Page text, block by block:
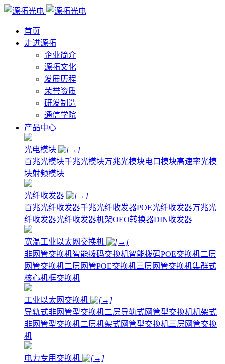
首页
走进源拓
企业简介
源拓文化
发展历程
荣誉资质
研发制造
通信学院
产品中心
光电模块
百兆光模块千兆光模块万兆光模块电口模块高速率光模
块射频模块
光纤收发器
百兆光纤收发器千兆光纤收发器POE光纤收发器万兆光
纤收发器光纤收发器机架OEO转换器DIN收发器
宽温工业以太网交换机
非网管交换机智能拨码交换机智能拨码POE交换机二层
网管交换机二层网管POE交换机三层网管交换机集群式
核心机框交换机
工业以太网交换机
导轨式非网管型交换机二层导轨式网管型交换机机架式
非网管型交换机二层机架式网管型交换机三层网管交换
机
电力专用交换机